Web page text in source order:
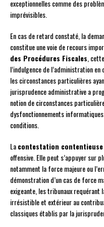
exceptionnelles comme des
imprévisibles.
En cas de retard constaté, la
constitue une voie de recours
des Procédures Fiscales ,
l’indulgence de l’administration
les circonstances particulières
jurisprudence administrative a
notion de circonstances
dysfonctionnements
conditions.
Lacontestation contentieuse
offensive. Elle peut s’appuyer sur
notamment la force majeure ou
démonstration d’un cas de force
exigeante, les tribunaux requérant
irrésistible et extérieur au
classiques établis par la